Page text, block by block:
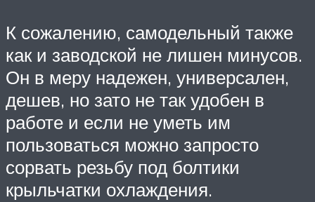
К сожалению, самодельный также
как и заводской не лишен минусов.
Он в меру надежен, универсален,
дешев, но зато не так удобен в
работе и если не уметь им
пользоваться можно запросто
сорвать резьбу под болтики
крыльчатки охлаждения.